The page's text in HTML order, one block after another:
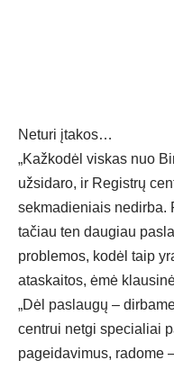
Neturi įtakos…
„Kažkodėl viskas nuo
užsidaro, ir Registrų
sekmadieniais nedirba.
tačiau ten daugiau
problemos, kodėl taip
ataskaitos, ėmė
„Dėl paslaugų –
centrui netgi specialiai
pageidavimus, radome